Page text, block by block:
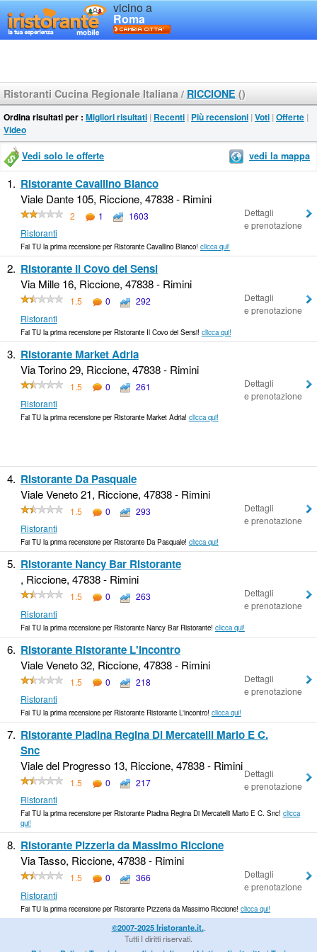
vicino a
Roma
Ristoranti Cucina Regionale Italiana / RICCIONE ()
Ordina risultati per : Migliori risultati | Recenti | Più recensioni | Voti | Offerte |
Video
Vedi solo le offerte vedi la mappa
1. Ristorante Cavallino Bianco
Viale Dante 105, Riccione, 47838 - Rimini
2 1
1603
Ristoranti
Dettagli
e prenotazione
Fai TU la prima recensione per Ristorante Cavallino Bianco! clicca qui!
2. Ristorante Il Covo dei Sensi
Via Mille 16, Riccione, 47838 - Rimini
1.5 0
292
Ristoranti
Dettagli
e prenotazione
Fai TU la prima recensione per Ristorante Il Covo dei Sensi! clicca qui!
3. Ristorante Market Adria
Via Torino 29, Riccione, 47838 - Rimini
1.5 0
261
Ristoranti
Dettagli
e prenotazione
Fai TU la prima recensione per Ristorante Market Adria! clicca qui!
4. Ristorante Da Pasquale
Viale Veneto 21, Riccione, 47838 - Rimini
1.5 0
293
Ristoranti
Dettagli
e prenotazione
Fai TU la prima recensione per Ristorante Da Pasquale! clicca qui!
5. Ristorante Nancy Bar Ristorante
, Riccione, 47838 - Rimini
1.5 0
263
Ristoranti
Dettagli
e prenotazione
Fai TU la prima recensione per Ristorante Nancy Bar Ristorante! clicca qui!
6. Ristorante Ristorante L'incontro
Viale Veneto 32, Riccione, 47838 - Rimini
1.5 0
218
Ristoranti
Dettagli
e prenotazione
Fai TU la prima recensione per Ristorante Ristorante L'incontro! clicca qui!
7. Ristorante Piadina Regina Di Mercatelli Mario E C.
Snc
Viale del Progresso 13, Riccione, 47838 - Rimini
1.5 0
217
Ristoranti
Dettagli
e prenotazione
Fai TU la prima recensione per Ristorante Piadina Regina Di Mercatelli Mario E C. Snc! clicca
qui!
8. Ristorante Pizzeria da Massimo Riccione
Via Tasso, Riccione, 47838 - Rimini
1.5 0
366
Ristoranti
Dettagli
e prenotazione
Fai TU la prima recensione per Ristorante Pizzeria da Massimo Riccione! clicca qui!
©2007-2025 Iristorante.it..
Tutti I diritti riservati.